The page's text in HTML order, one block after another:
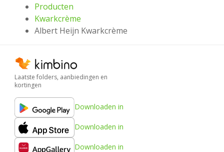
Producten
Kwarkcrème
Albert Heijn Kwarkcrème
Laatste folders, aanbiedingen en
kortingen
Downloaden in
Downloaden in
Downloaden in